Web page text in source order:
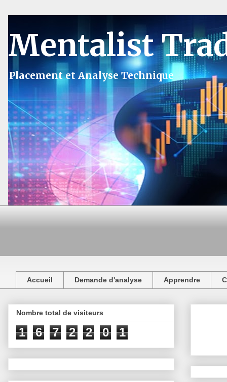
Mentalist
Placement et Analyse Technique
Accueil Demande d'analyse Apprendre
Nombre total de visiteurs
1 6 7 2 2 0 1